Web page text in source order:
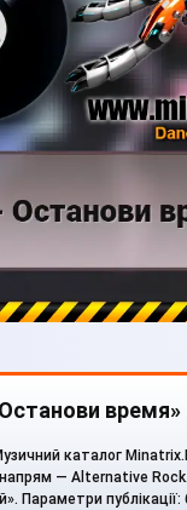
время»
каталог
— Alternative Rock.
Параметри